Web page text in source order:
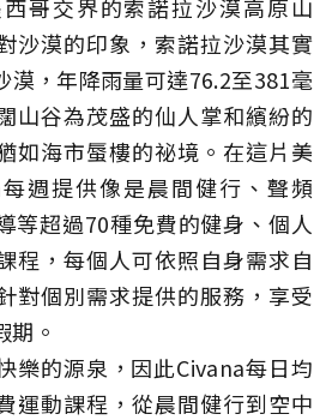
哥交界的索諾拉沙漠高原山
沙漠的印象，索諾拉沙漠其實
漠，年降雨量可達76.2至381毫
山谷為茂盛的仙人掌和繽紛的
如海市蜃樓的祕境。在這片美
週提供像是晨間健行、聲頻
等超過70種免費的健身、個人
程，每個人可依照自身需求自
對個別需求提供的服務，享受
期。
樂的源泉，因此Civana每日均
運動課程，從晨間健行到空中